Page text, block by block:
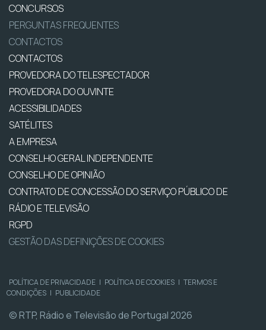
CONCURSOS
PERGUNTAS FREQUENTES
CONTACTOS
CONTACTOS
PROVEDORA DO TELESPECTADOR
PROVEDORA DO OUVINTE
ACESSIBILIDADES
SATÉLITES
A EMPRESA
CONSELHO GERAL INDEPENDENTE
CONSELHO DE OPINIÃO
CONTRATO DE CONCESSÃO DO SERVIÇO PÚBLICO DE
RÁDIO E TELEVISÃO
RGPD
GESTÃO DAS DEFINIÇÕES DE COOKIES
POLÍTICA DE PRIVACIDADE | POLÍTICA DE COOKIES | TERMOS E
CONDIÇÕES | PUBLICIDADE
© RTP, Rádio e Televisão de Portugal 2026